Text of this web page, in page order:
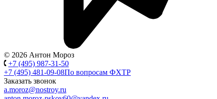
© 2026 Антон Мороз
+7 (495) 987-31-50
+7 (495) 481-09-08По вопросам ФХТР
Заказать звонок
a.moroz@nostroy.ru